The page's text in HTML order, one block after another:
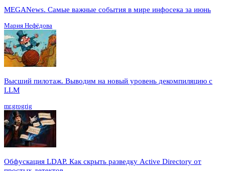
MEGANews. Cамые важные события в мире инфосека за июнь
Мария Нефёдова
Высший пилотаж. Выводим на новый уровень декомпиляцию с
LLM
mr.grogrig
Обфускация LDAP. Как скрыть разведку Active Directory от